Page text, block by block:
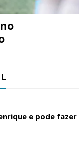
e pode fazer